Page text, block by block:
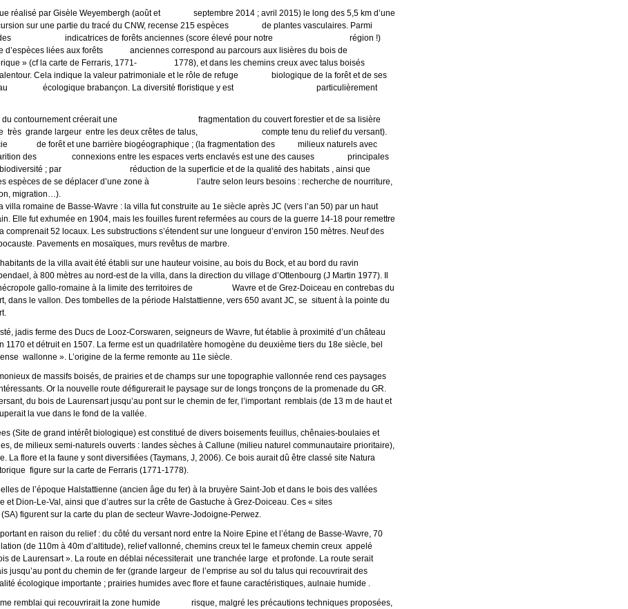
par Gisèle Weyembergh (août et septembre 2014 ; avril 2015) le long des 5,5 km d’une
du tracé du CNW, recense 215 espèces de plantes vasculaires. Parmi
sont des indicatrices de forêts anciennes (score élevé pour notre région !)
d’espèces liées aux forêts anciennes correspond au parcours aux lisières du bois de
» (cf la carte de Ferraris, 1771- 1778), et dans les chemins creux avec talus boisés
indique la valeur patrimoniale et le rôle de refuge biologique de la forêt et de ses
réseau écologique brabançon. La diversité floristique y est particulièrement
contournement créerait une fragmentation du couvert forestier et de sa lisière
largeur entre les deux crêtes de talus, compte tenu du relief du versant).
de forêt et une barrière biogéographique ; (la fragmentation des milieux naturels avec
des connexions entre les espaces verts enclavés est une des causes principales
la biodiversité ; par réduction de la superficie et de la qualité des habitats , ainsi que
espèces de se déplacer d’une zone à l’autre selon leurs besoins : recherche de nourriture,
romaine de Basse-Wavre : la villa fut construite au 1e siècle après JC (vers l’an 50) par un haut
Elle fut exhumée en 1904, mais les fouilles furent refermées au cours de la guerre 14-18 pour remettre
comprenait 52 locaux. Les substructions s’étendent sur une longueur d’environ 150 mètres. Neuf des
Pavements en mosaïques, murs revêtus de marbre.
de la villa avait été établi sur une hauteur voisine, au bois du Bock, et au bord du ravin
à 800 mètres au nord-est de la villa, dans la direction du village d’Ottenbourg (J Martin 1977). Il
nécropole gallo-romaine à la limite des territoires de Wavre et de Grez-Doiceau en contrebas du
dans le vallon. Des tombelles de la période Halstattienne, vers 650 avant JC, se situent à la pointe du
ferme des Ducs de Looz-Corswaren, seigneurs de Wavre, fut établie à proximité d’un château
1170 et détruit en 1507. La ferme est un quadrilatère homogène du deuxième tiers du 18e siècle, bel
wallonne ». L’origine de la ferme remonte au 11e siècle.
de massifs boisés, de prairies et de champs sur une topographie vallonnée rend ces paysages
Or la nouvelle route défigurerait le paysage sur de longs tronçons de la promenade du GR.
du bois de Laurensart jusqu’au pont sur le chemin de fer, l’important remblais (de 13 m de haut et
la vue dans le fond de la vallée.
de grand intérêt biologique) est constitué de divers boisements feuillus, chênaies-boulaies et
de milieux semi-naturels ouverts : landes sèches à Callune (milieu naturel communautaire prioritaire),
La flore et la faune y sont diversifiées (Taymans, J, 2006). Ce bois aurait dû être classé site Natura
figure sur la carte de Ferraris (1771-1778).
l’époque Halstattienne (ancien âge du fer) à la bruyère Saint-Job et dans le bois des vallées
et Dion-Le-Val, ainsi que d’autres sur la crête de Gastuche à Grez-Doiceau. Ces « sites
figurent sur la carte du plan de secteur Wavre-Jodoigne-Perwez.
en raison du relief : du côté du versant nord entre la Noire Epine et l’étang de Basse-Wavre, 70
(de 110m à 40m d’altitude), relief vallonné, chemins creux tel le fameux chemin creux appelé
de Laurensart ». La route en déblai nécessiterait une tranchée large et profonde. La route serait
jusqu’au pont du chemin de fer (grande largeur de l’emprise au sol du talus qui recouvrirait des
écologique importante ; prairies humides avec flore et faune caractéristiques, aulnaie humide .
remblai qui recouvrirait la zone humide risque, malgré les précautions techniques proposées,